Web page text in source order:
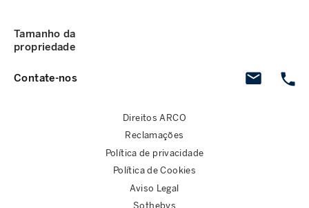
Contate-nos
Tamanho da
propriedade
Direitos ARCO
Reclamações
Política de privacidade
Política de Cookies
Aviso Legal
Sothebys